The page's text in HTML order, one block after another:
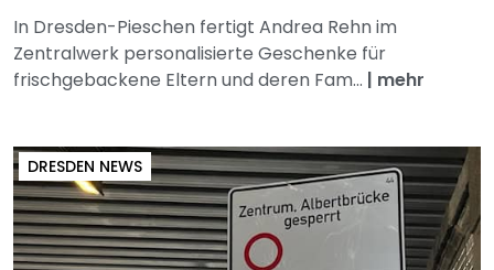
In Dresden-Pieschen fertigt Andrea Rehn im
Zentralwerk personalisierte Geschenke für
frischgebackene Eltern und deren Fam... | mehr
DRESDEN NEWS